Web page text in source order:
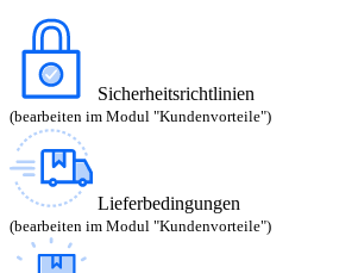
Sicherheitsrichtlinien
(bearbeiten im Modul "Kundenvorteile")
Lieferbedingungen
(bearbeiten im Modul "Kundenvorteile")